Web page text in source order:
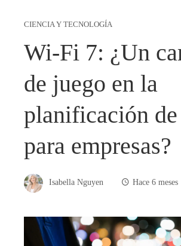
CIENCIA Y TECNOLOGÍA
Wi-Fi 7: ¿Un
de juego en la
planificación de
para empresas?
Isabella Nguyen Hace 6 meses